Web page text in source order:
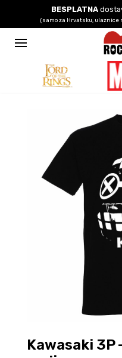
BESPLATNA
(samo za Hrvatsku,
Kawasaki 3P